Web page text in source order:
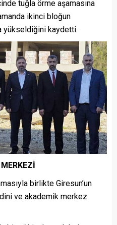
tuğla örme aşamasına
ikinci bloğun
yükseldiğini kaydetti.
birlikte Giresun’un
ve akademik merkez